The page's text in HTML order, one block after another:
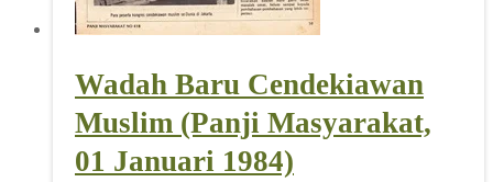
Wadah Baru Cendekiawan
Muslim (Panji Masyarakat,
01 Januari 1984)